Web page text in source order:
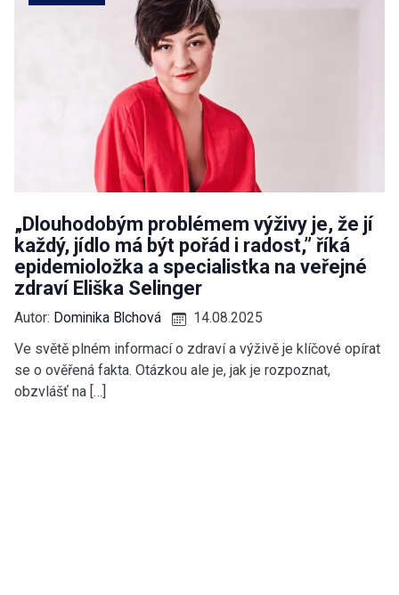
„Dlouhodobým problémem výživy je, že jí
každý, jídlo má být pořád i radost,” říká
epidemioložka a specialistka na veřejné
zdraví Eliška Selinger
Autor: Dominika Blchová
14.08.2025
Ve světě plném informací o zdraví a výživě je klíčové opírat
se o ověřená fakta. Otázkou ale je, jak je rozpoznat,
obzvlášť na […]